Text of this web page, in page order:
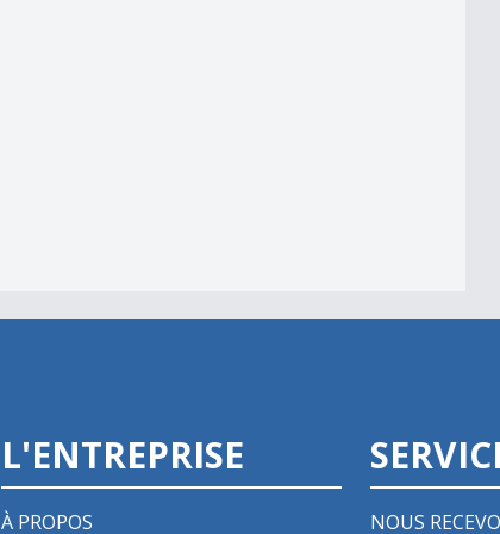
L'ENTREPRISE
À PROPOS NOUS